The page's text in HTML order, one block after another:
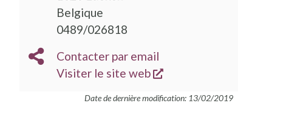
Belgique
TÉLÉPHONE
0489/026818
EMAIL
Contacter par email
SITE
Visiter le site web s'ouvre dans une
Date de dernière modification: 13/02/2019